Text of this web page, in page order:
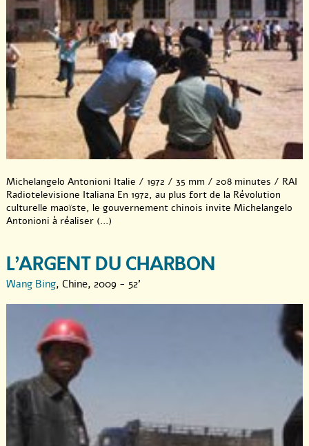
Michelangelo Antonioni Italie / 1972 / 35 mm / 208 minutes / RAI
Radiotelevisione Italiana En 1972, au plus fort de la Révolution
culturelle maoïste, le gouvernement chinois invite Michelangelo
Antonioni à réaliser (...)
L’ARGENT DU CHARBON
Wang Bing, Chine, 2009 - 52'